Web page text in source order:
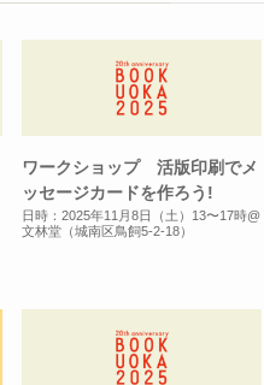
ワークショップ 活版印刷でメ
ッセージカードを作ろう!
日時：2025年11月8日（土）13〜17時@
文林堂（城南区鳥飼5-2-18）